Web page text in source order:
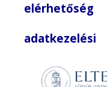
elérhetőség